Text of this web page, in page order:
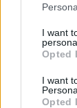
I want
Opted
I want
Opted